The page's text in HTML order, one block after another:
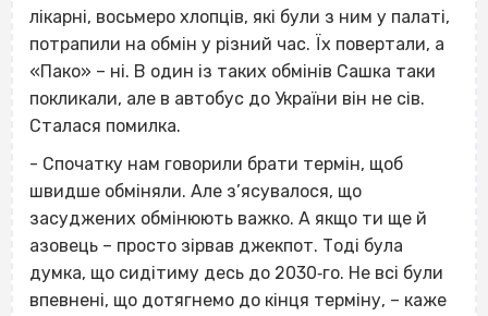
лікарні, восьмеро хлопців, які були з ним у палаті,
потрапили на обмін у різний час. Їх повертали, а
«Пако» – ні. В один із таких обмінів Сашка таки
покликали, але в автобус до України він не сів.
Сталася помилка.
- Спочатку нам говорили брати термін, щоб
швидше обміняли. Але з’ясувалося, що
засуджених обмінюють важко. А якщо ти ще й
азовець – просто зірвав джекпот. Тоді була
думка, що сидітиму десь до 2030‐го. Не всі були
впевнені, що дотягнемо до кінця терміну, – каже